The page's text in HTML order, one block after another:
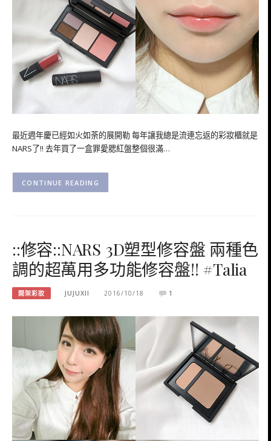
最近週年慶已經如火如荼的展開勒 每年讓我總是流連忘返的彩妝櫃就是
NARS了!! 去年買了一盒罪愛腮紅盤整個很滿…
CONTINUE READING
::修容::NARS 3D塑型修容盤 兩種色
調的超萬用多功能修容盤!! #Talia
開架彩妝 JUJUXII 2016/10/18 1